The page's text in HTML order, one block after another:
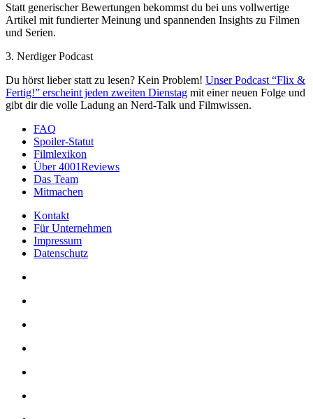
Statt generischer Bewertungen bekommst du bei uns vollwertige
Artikel mit fundierter Meinung und spannenden Insights zu Filmen
und Serien.
3. Nerdiger Podcast
Du hörst lieber statt zu lesen? Kein Problem! Unser Podcast “Flix &
Fertig!” erscheint jeden zweiten Dienstag mit einer neuen Folge und
gibt dir die volle Ladung an Nerd-Talk und Filmwissen.
FAQ
Spoiler-Statut
Filmlexikon
Über 4001Reviews
Das Team
Mitmachen
Kontakt
Für Unternehmen
Impressum
Datenschutz